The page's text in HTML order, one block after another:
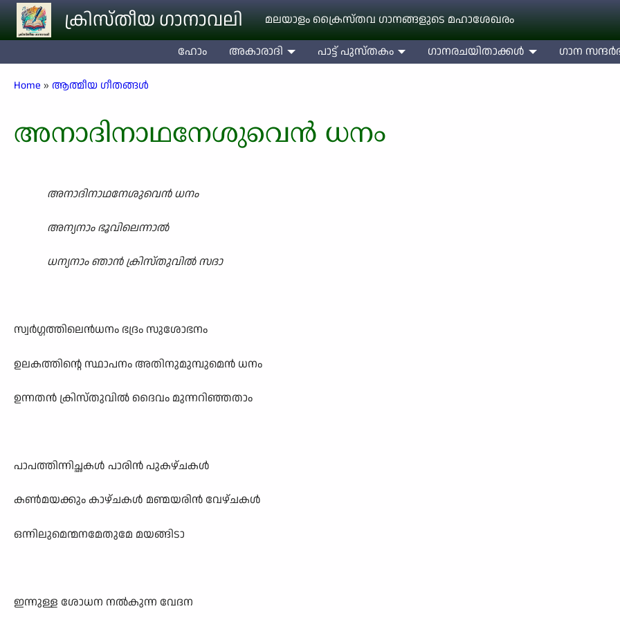
Skip to main contentക്രിസ്തീയ ഗാനാവലി മലയാളം ക്രൈസ്തവ ഗാനങ്ങളുടെ മഹാശേഖരം
ഹോം അകാരാദി പാട്ട് പുസ്തകം ഗാനരചയിതാക്കള്‍ ഗാന
Breadcrumb
Home ആത്മീയ ഗീതങ്ങൾ
അനാദിനാഥനേശുവെൻ ധനം
അനാദിനാഥനേശുവെൻ ധനം
അന്യനാം ഭൂവിലെന്നാൽ
ധന്യനാം ഞാൻ ക്രിസ്തുവിൽ സദാ
സ്വർഗ്ഗത്തിലെൻധനം ഭദ്രം സുശോഭനം
ഉലകത്തിന്റെ സ്ഥാപനം അതിനുമുമ്പുമെൻ ധനം
ഉന്നതൻ ക്രിസ്തുവിൽ ദൈവം മുന്നറിഞ്ഞതാം
പാപത്തിന്നിച്ഛകൾ പാരിൻ പുകഴ്ചകൾ
കൺമയക്കും കാഴ്ചകൾ മണ്മയരിൻ വേഴ്ചകൾ
ഒന്നിലുമെന്മനമേതുമേ മയങ്ങിടാ
ഇന്നുള്ള ശോധന നൽകുന്ന വേദന